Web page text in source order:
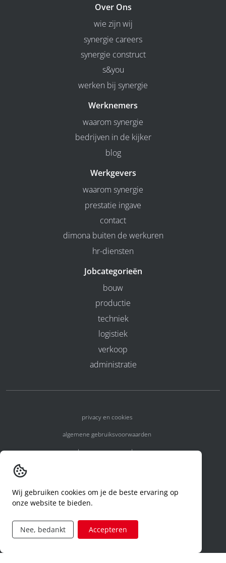
Over Ons
wie zijn wij
synergie careers
synergie construct
s&you
werken bij synergie
Werknemers
waarom synergie
bedrijven in de kijker
blog
Werkgevers
waarom synergie
prestatie ingave
contact
dimona buiten de werkuren
hr-diensten
Jobcategorieën
bouw
productie
techniek
logistiek
verkoop
administratie
privacy en cookies
algemene gebruiksvoorwaarden
algemene voorwaarden
code of conduct
aanvraag rechten ivm privacy
Wij gebruiken cookies om je de beste ervaring op
onze website te bieden.
Nee, bedankt Accepteren